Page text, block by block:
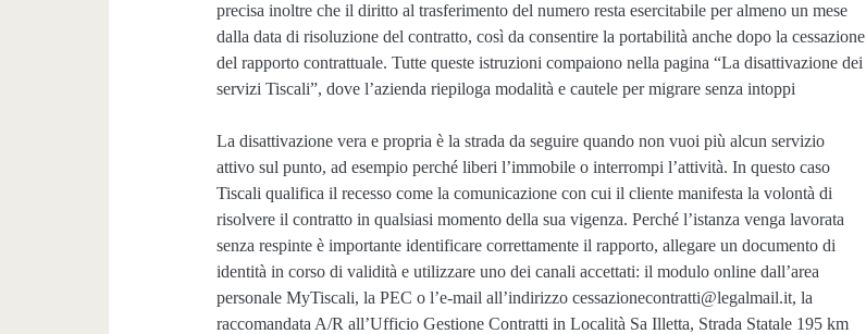
precisa inoltre che il diritto al trasferimento del numero resta esercitabile per almeno un mese
dalla data di risoluzione del contratto, così da consentire la portabilità anche dopo la cessazione
del rapporto contrattuale. Tutte queste istruzioni compaiono nella pagina “La disattivazione dei
servizi Tiscali”, dove l’azienda riepiloga modalità e cautele per migrare senza intoppi
La disattivazione vera e propria è la strada da seguire quando non vuoi più alcun servizio
attivo sul punto, ad esempio perché liberi l’immobile o interrompi l’attività. In questo caso
Tiscali qualifica il recesso come la comunicazione con cui il cliente manifesta la volontà di
risolvere il contratto in qualsiasi momento della sua vigenza. Perché l’istanza venga lavorata
senza respinte è importante identificare correttamente il rapporto, allegare un documento di
identità in corso di validità e utilizzare uno dei canali accettati: il modulo online dall’area
personale MyTiscali, la PEC o l’e-mail all’indirizzo cessazionecontratti@legalmail.it, la
raccomandata A/R all’Ufficio Gestione Contratti in Località Sa Illetta, Strada Statale 195 km